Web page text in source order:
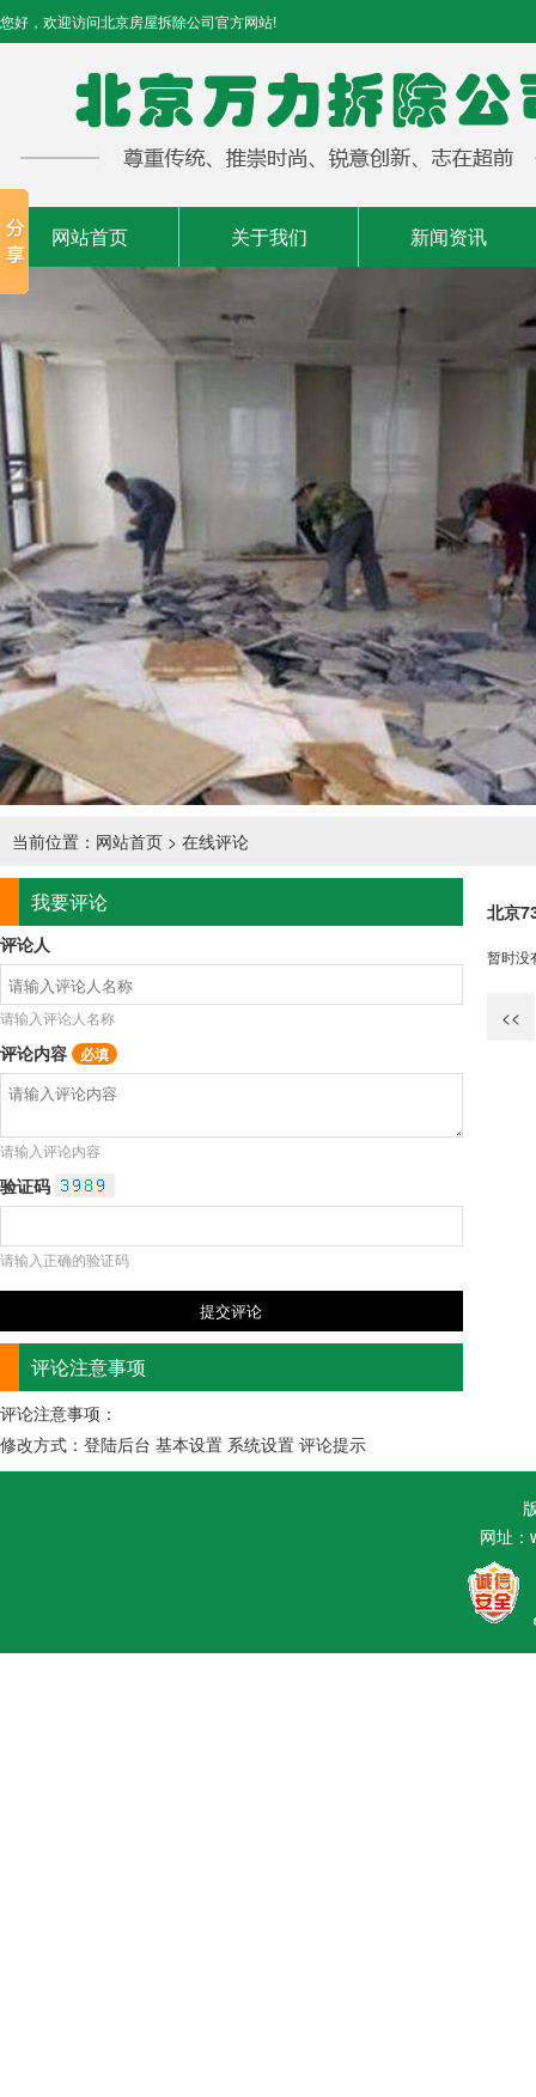
您好，欢迎访问北京房屋拆除公司官方网站!
网站首页 关于我们 新闻资讯
当前位置： 网站首页 > 在线评论
我要评论
评论人
请输入评论人名称
评论内容 必填
请输入评论内容
验证码
请输入正确的验证码
评论注意事项
评论注意事项：
修改方式：登陆后台 基本设置 系统设置 评论提示
北京
暂时没
<<
网址